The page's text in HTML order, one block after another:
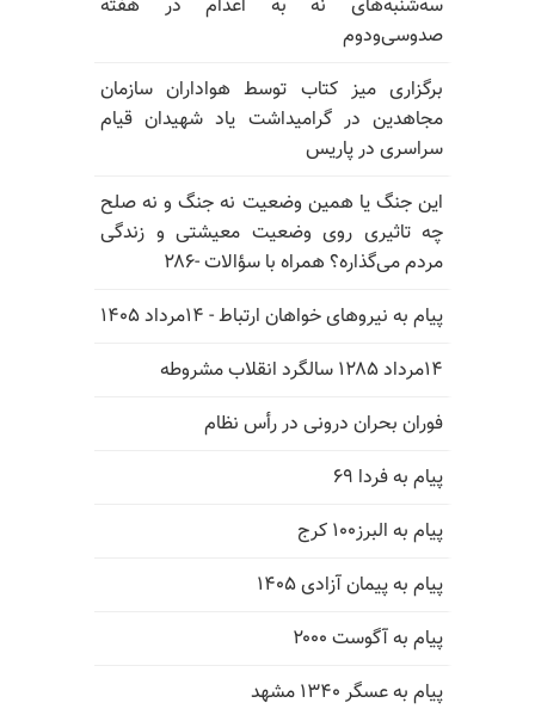
سه‌شنبه‌های نه به اعدام در هفته
صدوسی‌و‌دوم
برگزاری میز کتاب توسط هواداران سازمان
مجاهدین در گرامیداشت یاد شهیدان قیام
سراسری در پاریس
این جنگ یا همین وضعیت نه جنگ و نه صلح
چه تاثیری روی وضعیت معیشتی و زندگی
مردم می‌گذاره؟ همراه با سؤالات -۲۸۶
پیام به نیروهای خواهان ارتباط - ۱۴مرداد ۱۴۰۵
۱۴مرداد ۱۲۸۵ سالگرد انقلاب مشروطه
فوران بحران درونی در رأس نظام
پیام به فردا ۶۹
پیام به البرز۱۰۰ کرج
پیام به پیمان آزادی ۱۴۰۵
پیام به آگوست ۲۰۰۰
پیام به عسگر ۱۳۴۰ مشهد